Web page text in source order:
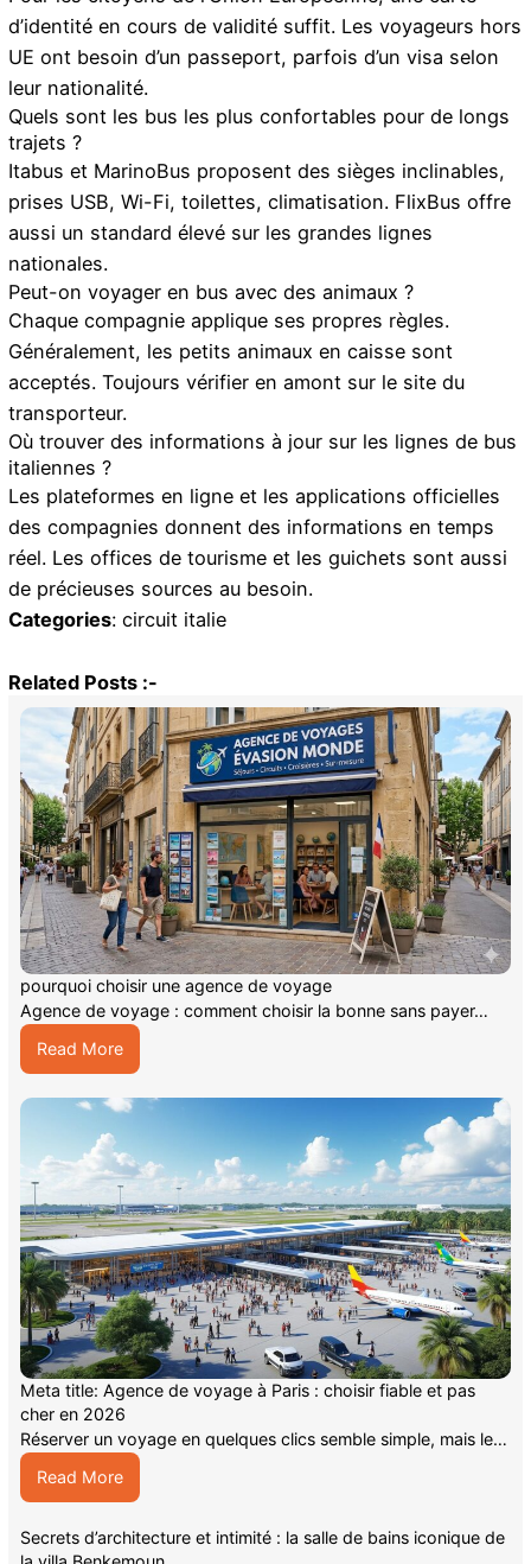
d’identité en cours de validité suffit. Les voyageurs hors
UE ont besoin d’un passeport, parfois d’un visa selon
leur nationalité.
Quels sont les bus les plus confortables pour de longs
trajets ?
Itabus et MarinoBus proposent des sièges inclinables,
prises USB, Wi-Fi, toilettes, climatisation. FlixBus offre
aussi un standard élevé sur les grandes lignes
nationales.
Peut-on voyager en bus avec des animaux ?
Chaque compagnie applique ses propres règles.
Généralement, les petits animaux en caisse sont
acceptés. Toujours vérifier en amont sur le site du
transporteur.
Où trouver des informations à jour sur les lignes de bus
italiennes ?
Les plateformes en ligne et les applications officielles
des compagnies donnent des informations en temps
réel. Les offices de tourisme et les guichets sont aussi
de précieuses sources au besoin.
Categories:circuit italie
Related Posts :-
pourquoi choisir une agence de voyage
Agence de voyage : comment choisir la bonne sans payer…
Read More:
pourquoi
choisir
agence
de
voyage
Meta title: Agence de voyage à Paris : choisir fiable et pas
cher en 2026
Réserver un voyage en quelques clics semble simple, mais le…
Read More:
Meta
title:
Agence
Secrets d’architecture et intimité : la salle de bains iconique de